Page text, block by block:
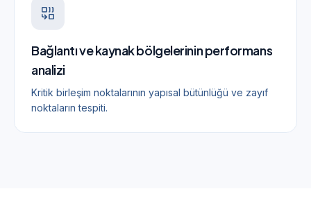
Bağlantı ve kaynak bölgelerinin performans
analizi
Kritik birleşim noktalarının yapısal bütünlüğü ve zayıf
noktaların tespiti.